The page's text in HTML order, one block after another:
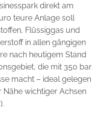
direkt am
teure Anlage soll
Flüssiggas und
in allen gängigen
nach heutigem Stand
die mit 350 bar
macht – ideal gelegen
Nähe wichtiger Achsen